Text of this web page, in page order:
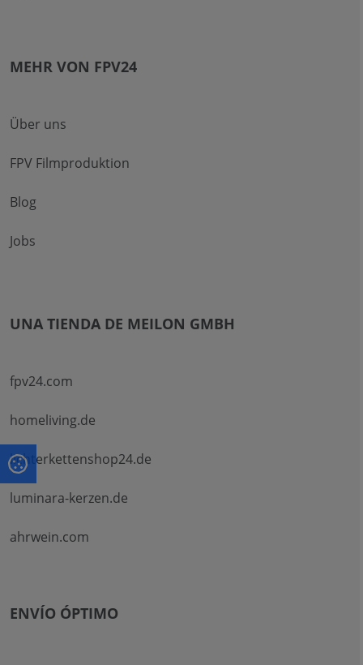
MEHR VON FPV24
Über uns
FPV Filmproduktion
Blog
Jobs
UNA TIENDA DE MEILON GMBH
fpv24.com
homeliving.de
lichterkettenshop24.de
luminara-kerzen.de
ahrwein.com
ENVÍO ÓPTIMO